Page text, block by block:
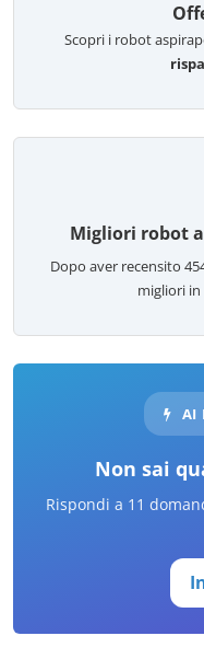
Scopri i robot
Migliori robot
Dopo aver recensito
migliori in
AI
Non sai
Rispondi a 11